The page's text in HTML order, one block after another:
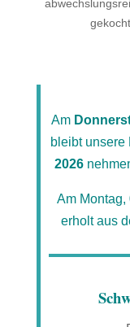
Am
bleibt unsere
2026
Am
erholt aus